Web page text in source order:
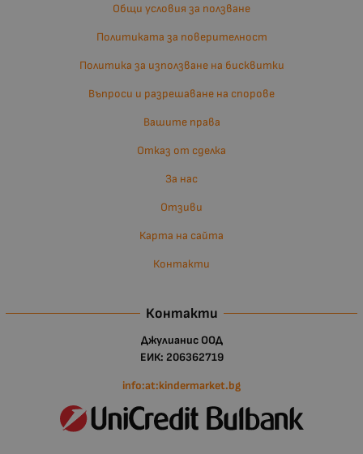
Общи условия за ползване
Политиката за поверителност
Политика за използване на бисквитки
Въпроси и разрешаване на спорове
Вашите права
Отказ от сделка
За нас
Отзиви
Карта на сайта
Контакти
Контакти
Джулианис ООД
ЕИК: 206362719
info:at:kindermarket.bg